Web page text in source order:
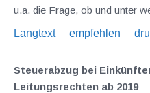
u.a. die Frage, ob und unter
Langtext
empfehlen
Steuerabzug bei
Leitungsrechten ab 2019